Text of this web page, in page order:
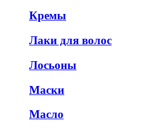
Кремы
Лаки для волос
Лосьоны
Маски
Масло